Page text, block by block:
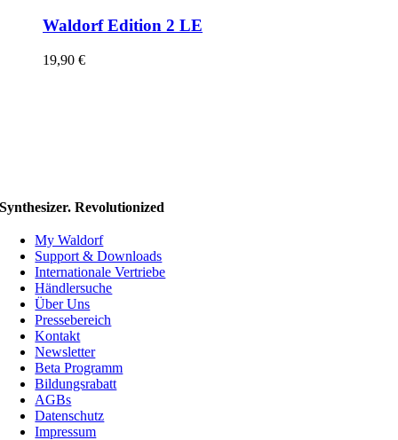
Waldorf Edition 2 LE
19,90 €
Synthesizer. Revolutionized
My Waldorf
Support & Downloads
Internationale Vertriebe
Händlersuche
Über Uns
Pressebereich
Kontakt
Newsletter
Beta Programm
Bildungsrabatt
AGBs
Datenschutz
Impressum